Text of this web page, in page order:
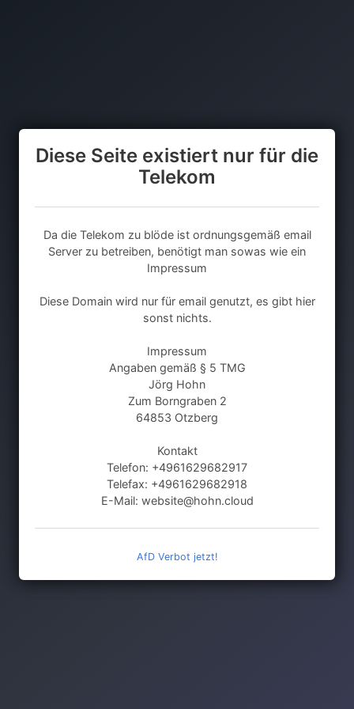
Diese Seite existiert nur für die
Telekom
Da die Telekom zu blöde ist ordnungsgemäß email
Server zu betreiben, benötigt man sowas wie ein
Impressum
Diese Domain wird nur für email genutzt, es gibt hier
sonst nichts.
Impressum
Angaben gemäß § 5 TMG
Jörg Hohn
Zum Borngraben 2
64853 Otzberg
Kontakt
Telefon: +4961629682917
Telefax: +4961629682918
E-Mail: website@hohn.cloud
AfD Verbot jetzt!